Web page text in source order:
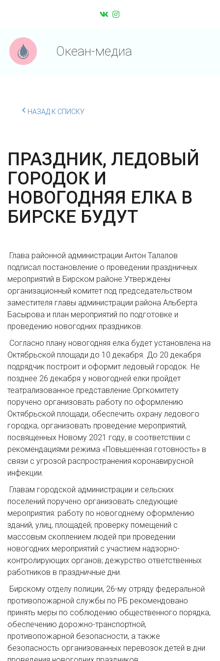
Океан-медиа
НАЗАД К СПИСКУ
ПРАЗДНИК, ЛЕДОВЫЙ
ГОРОДОК И
НОВОГОДНЯЯ ЕЛКА В
БИРСКЕ БУДУТ
Глава районной администрации Антон Талалов
подписал постановление о проведении праздничных
мероприятий в Бирском районе.Утверждены
организационный комитет под председательством
заместителя главы администрации района Альберта
Басырова и план мероприятий по подготовке и
проведению новогодних праздников.
Согласно плану новогодняя елка будет установлена на
Октябрьской площади до 10 декабря. До 20 декабря
подрядчик построит и оформит ледовый городок. Не
позднее 26 декабря у новогодней елки пройдет
театрализованное представление.Оргкомитету
поручено организовать работу по оформлению
Октябрьской площади, обеспечить охрану ледового
городка, организовать проведение мероприятий,
посвященных Новому 2021 году, в соответствии с
рекомендациями режима «Повышенная готовность» в
связи с угрозой распространения коронавирусной
инфекции.
Главам городской администрации и сельских
поселений поручено организовать следующие
мероприятия: работу по новогоднему оформлению
зданий, улиц, площадей; проверку помещений с
массовым скоплением людей при проведении
новогодних мероприятий с участием надзорно-
контролирующих органов; дежурство ответственных
работников в праздничные дни.
Бирскому отделу полиции, 26-му отряду федеральной
противопожарной службы по РБ рекомендовано
принять меры по соблюдению общественного порядка,
обеспечению дорожно-транспортной,
противопожарной безопасности, а также
безопасность организованных перевозок детей в дни